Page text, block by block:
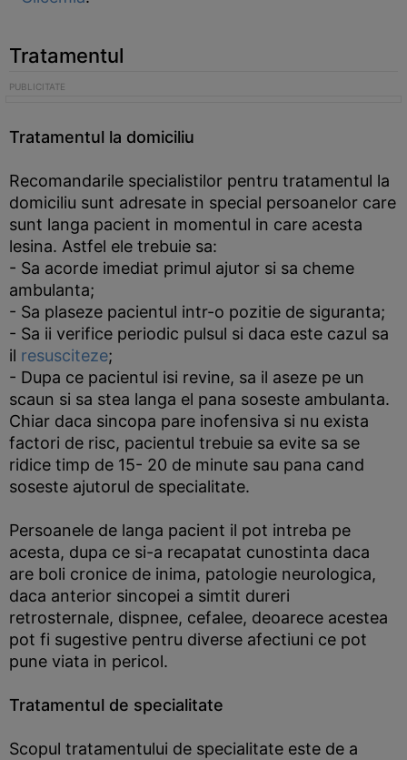
Tratamentul
Tratamentul la domiciliu
Recomandarile specialistilor pentru tratamentul la
domiciliu sunt adresate in special persoanelor care
sunt langa pacient in momentul in care acesta
lesina. Astfel ele trebuie sa:
- Sa acorde imediat primul ajutor si sa cheme
ambulanta;
- Sa plaseze pacientul intr-o pozitie de siguranta;
- Sa ii verifice periodic pulsul si daca este cazul sa
il resusciteze;
- Dupa ce pacientul isi revine, sa il aseze pe un
scaun si sa stea langa el pana soseste ambulanta.
Chiar daca sincopa pare inofensiva si nu exista
factori de risc, pacientul trebuie sa evite sa se
ridice timp de 15- 20 de minute sau pana cand
soseste ajutorul de specialitate.
Persoanele de langa pacient il pot intreba pe
acesta, dupa ce si-a recapatat cunostinta daca
are boli cronice de inima, patologie neurologica,
daca anterior sincopei a simtit dureri
retrosternale, dispnee, cefalee, deoarece acestea
pot fi sugestive pentru diverse afectiuni ce pot
pune viata in pericol.
Tratamentul de specialitate
Scopul tratamentului de specialitate este de a